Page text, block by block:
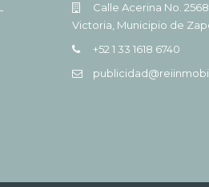
Calle Acerina No.
Victoria, Municipio de
+52 1 33 1618 6740